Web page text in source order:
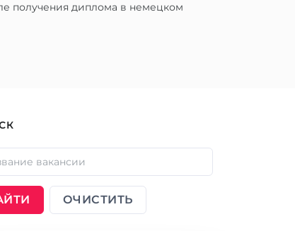
получения диплома в немецком
ОЧИСТИТЬ